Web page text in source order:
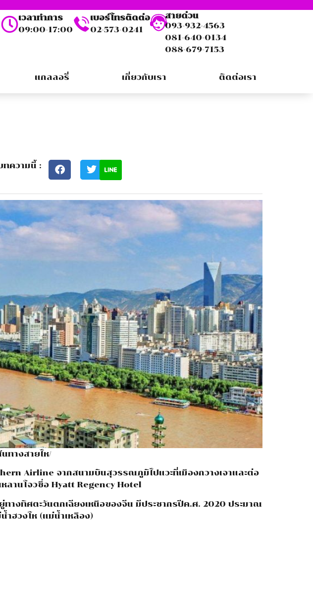
เวลาทำการ
09:00-17:00
เบอร์โทรติดต่อ
02-573-0241
สายด่วน
093-932-4563
081-640-0134
088-679-7153
แกลลอรี่ เกี่ยวกับเรา ติดต่อเรา
ทความนี้ :
ทางสายไห/
Airline จากสนามบินสุวรรณภูมิไปแวะที่เมืองกวางเจาและต่อ
ลานโจวชื่อ Hyatt Regency Hotel
างทิศตะวันตกเฉียงเหนือของจีน มีประชากรปีค.ศ. 2020 ประมาณ
ำฮวงโห (แม่น้ำเหลือง)